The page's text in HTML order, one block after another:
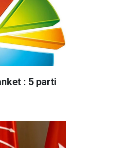
: 5 parti